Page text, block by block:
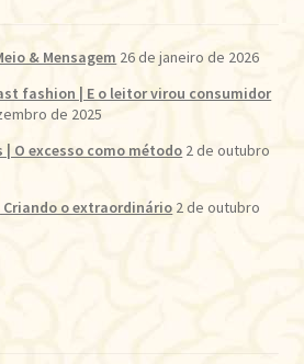
& Mensagem 26 de janeiro de 2026
fashion | E o leitor virou consumidor
de 2025
| O excesso como método 2 de outubro
Criando o extraordinário 2 de outubro